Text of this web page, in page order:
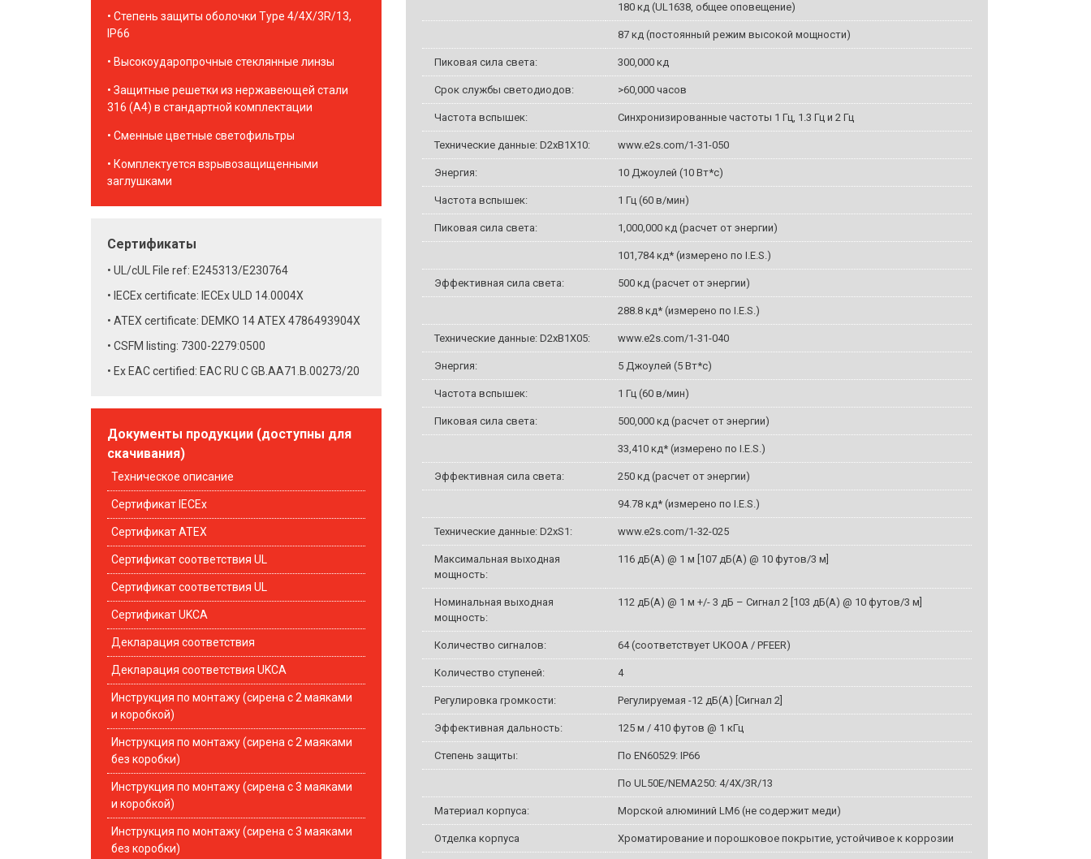
Степень защиты оболочки Type 4/4X/3R/13,
IP66
Высокоударопрочные стеклянные линзы
Защитные решетки из нержавеющей стали
316 (A4) в стандартной комплектации
Сменные цветные светофильтры
Комплектуется взрывозащищенными
заглушками
Сертификаты
UL/cUL File ref: E245313/E230764
IECEx certificate: IECEx ULD 14.0004X
ATEX certificate: DEMKO 14 ATEX 4786493904X
CSFM listing: 7300-2279:0500
Ex EAC certified: EAC RU C GB.AA71.B.00273/20
Документы продукции (доступны для
скачивания)
Техническое описание
Сертификат IECEx
Сертификат ATEX
Сертификат соответствия UL
Сертификат соответствия UL
Сертификат UKCA
Декларация соответствия
Декларация соответствия UKCA
Инструкция по монтажу (сирена с 2 маяками
и коробкой)
Инструкция по монтажу (сирена с 2 маяками
без коробки)
Инструкция по монтажу (сирена с 3 маяками
и коробкой)
Инструкция по монтажу (сирена с 3 маяками
без коробки)
180 кд (UL1638, общее оповещение)
87 кд (постоянный режим высокой мощности)
Пиковая сила света: 300,000 кд
Срок службы светодиодов: >60,000 часов
Частота вспышек: Синхронизированные частоты 1 Гц, 1.3 Гц и 2 Гц
Технические данные: D2xB1X10: www.e2s.com/1-31-050
Энергия: 10 Джоулей (10 Вт*с)
Частота вспышек: 1 Гц (60 в/мин)
Пиковая сила света: 1,000,000 кд (расчет от энергии)
101,784 кд* (измерено по I.E.S.)
Эффективная сила света: 500 кд (расчет от энергии)
288.8 кд* (измерено по I.E.S.)
Технические данные: D2xB1X05: www.e2s.com/1-31-040
Энергия: 5 Джоулей (5 Вт*с)
Частота вспышек: 1 Гц (60 в/мин)
Пиковая сила света: 500,000 кд (расчет от энергии)
33,410 кд* (измерено по I.E.S.)
Эффективная сила света: 250 кд (расчет от энергии)
94.78 кд* (измерено по I.E.S.)
Технические данные: D2xS1: www.e2s.com/1-32-025
Максимальная выходная
мощность:
116 дБ(А) @ 1 м [107 дБ(А) @ 10 футов/3 м]
Номинальная выходная
мощность:
112 дБ(А) @ 1 м +/- 3 дБ – Сигнал 2 [103 дБ(А) @ 10 футов/3 м]
Количество сигналов: 64 (соответствует UKOOA / PFEER)
Количество ступеней: 4
Регулировка громкости: Регулируемая -12 дБ(А) [Сигнал 2]
Эффективная дальность: 125 м / 410 футов @ 1 кГц
Степень защиты: По EN60529: IP66
По UL50E/NEMA250: 4/4X/3R/13
Материал корпуса: Морской алюминий LM6 (не содержит меди)
Отделка корпуса Хроматирование и порошковое покрытие, устойчивое к коррозии